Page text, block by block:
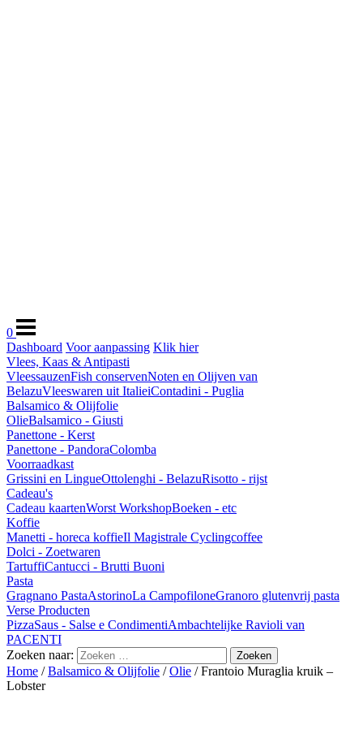
0
Dashboard Voor aanpassing Klik hier
Vlees, Kaas & Antipasti
VleessauzenFish conservenNoten en Olijven van
BelazuVleeswaren uit ItalieiContadini - Puglia
Balsamico & Olijfolie
OlieBalsamico - Giusti
Panettone - Kerst
Panettone - PandoraColomba
Voorraadkast
Grissini en LingueOttolenghi - BelazuRisotto - rijst
Cadeau's
Cadeau kaartenWorst WorkshopBoeken - etc
Koffie
Manetti - horeca koffieIl Magistrale Cyclingcoffee
Dolci - Zoetwaren
TartuffiCantucci - Brutti Buoni
Pasta
Gragnano PastaAstorinoLa CampofiloneGranoro glutenvrij pasta
Verse Producten
PizzaSaus - Salse e CondimentiAmbachtelijke Ravioli van
PACENTI
Zoeken naar:
Home /Balsamico & Olijfolie /Olie / Frantoio Muraglia kruik –
Lobster